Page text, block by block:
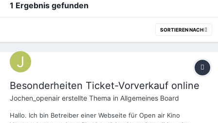
1 Ergebnis gefunden
SORTIEREN NACH
Besonderheiten Ticket-Vorverkauf online
Jochen_openair erstellte Thema in Allgemeines Board
Hallo. Ich bin Betreiber einer Webseite für Open air Kino